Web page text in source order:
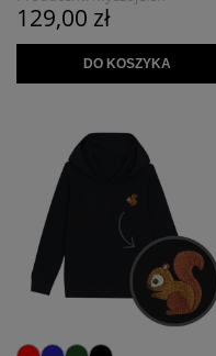
129,00 zł
DO KOSZYKA